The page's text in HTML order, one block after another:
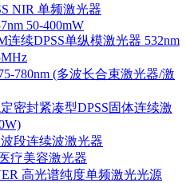
NIR 单频激光器
50-400mW
连续DPSS单纵模激光器 532nm
780nm (多波长合束激光器/激
密封紧凑型DPSS固体连续激
波段连续波激光器
疗美容激光器
高光谱纯度单频激光光源